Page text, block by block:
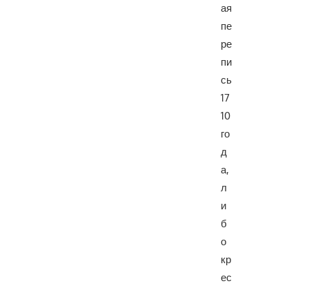
ая
пе
ре
пи
сь
17
10
го
д
а,
л
и
б
о
кр
ес